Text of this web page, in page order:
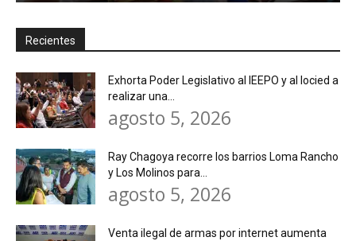
Recientes
Exhorta Poder Legislativo al IEEPO y al Iocied a
realizar una...
agosto 5, 2026
Ray Chagoya recorre los barrios Loma Rancho
y Los Molinos para...
agosto 5, 2026
Venta ilegal de armas por internet aumenta